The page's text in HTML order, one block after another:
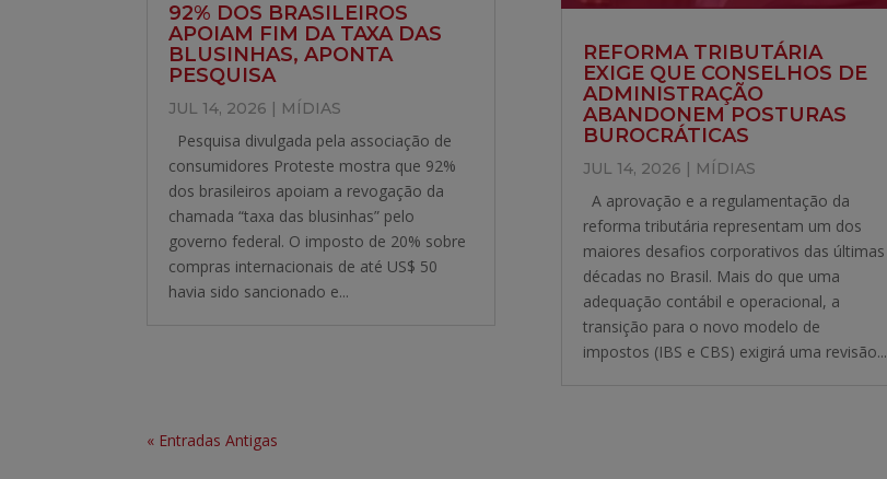
92% DOS BRASILEIROS
APOIAM FIM DA TAXA DAS
BLUSINHAS, APONTA
PESQUISA
JUL 14, 2026 MÍDIAS
Pesquisa divulgada pela associação de
consumidores Proteste mostra que 92%
dos brasileiros apoiam a revogação da
chamada “taxa das blusinhas” pelo
governo federal. O imposto de 20% sobre
compras internacionais de até US$ 50
havia sido sancionado e...
REFORMA TRIBUTÁRIA
EXIGE QUE CONSELHOS DE
ADMINISTRAÇÃO
ABANDONEM POSTURAS
BUROCRÁTICAS
JUL 14, 2026 | MÍDIAS
A aprovação e a regulamentação da
reforma tributária representam um dos
maiores desafios corporativos das últimas
décadas no Brasil. Mais do que uma
adequação contábil e operacional, a
transição para o novo modelo de
impostos (IBS e CBS) exigirá uma revisão...
« Entradas Antigas